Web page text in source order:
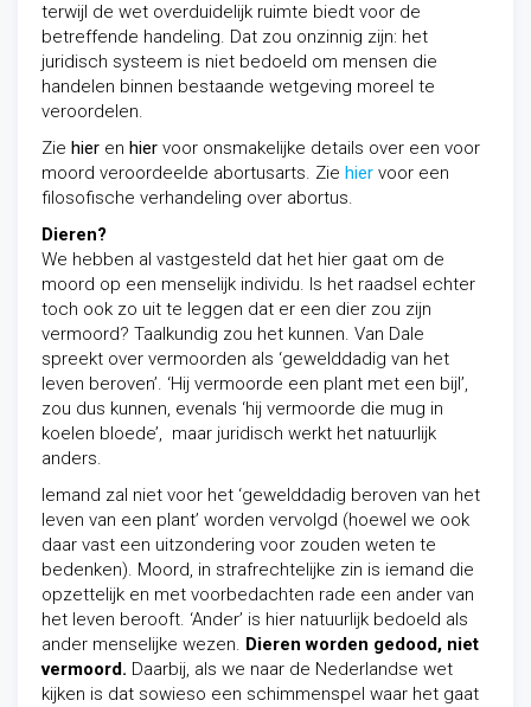
terwijl de wet overduidelijk ruimte biedt voor de
betreffende handeling. Dat zou onzinnig zijn: het
juridisch systeem is niet bedoeld om mensen die
handelen binnen bestaande wetgeving moreel te
veroordelen.
Zie hier en hier voor onsmakelijke details over een voor
moord veroordeelde abortusarts. Zie hier voor een
filosofische verhandeling over abortus.
Dieren?
We hebben al vastgesteld dat het hier gaat om de
moord op een menselijk individu. Is het raadsel echter
toch ook zo uit te leggen dat er een dier zou zijn
vermoord? Taalkundig zou het kunnen. Van Dale
spreekt over vermoorden als ‘gewelddadig van het
leven beroven’. ‘Hij vermoorde een plant met een bijl’,
zou dus kunnen, evenals ‘hij vermoorde die mug in
koelen bloede’, maar juridisch werkt het natuurlijk
anders.
Iemand zal niet voor het ‘gewelddadig beroven van het
leven van een plant’ worden vervolgd (hoewel we ook
daar vast een uitzondering voor zouden weten te
bedenken). Moord, in strafrechtelijke zin is iemand die
opzettelijk en met voorbedachten rade een ander van
het leven berooft. ‘Ander’ is hier natuurlijk bedoeld als
ander menselijke wezen. Dieren worden gedood, niet
vermoord. Daarbij, als we naar de Nederlandse wet
kijken is dat sowieso een schimmenspel waar het gaat